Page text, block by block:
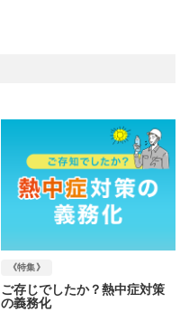
《特集》
ご存じでしたか？熱中症対策
の義務化